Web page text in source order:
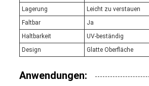
Lagerung
Leicht zu verstauen
Faltbar
Ja
Haltbarkeit
UV-beständig
Design
Glatte Oberfläche
Anwendungen: